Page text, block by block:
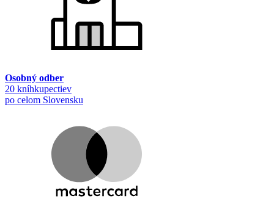
Osobný odber
20 kníhkupectiev
po celom Slovensku